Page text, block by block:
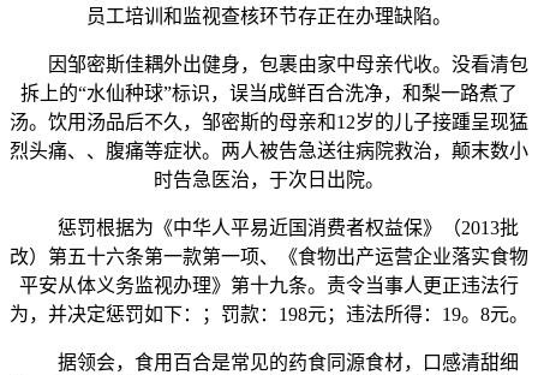
员工培训和监视查核环节存正在办理缺陷。
因邹密斯佳耦外出健身，包裹由家中母亲代收。没看清包
拆上的“水仙种球”标识，误当成鲜百合洗净，和梨一路煮了
汤。饮用汤品后不久，邹密斯的母亲和12岁的儿子接踵呈现猛
烈头痛、、腹痛等症状。两人被告急送往病院救治，颠末数小
时告急医治，于次日出院。
惩罚根据为《中华人平易近国消费者权益保》（2013批
改）第五十六条第一款第一项、《食物出产运营企业落实食物
平安从体义务监视办理》第十九条。责令当事人更正违法行
为，并决定惩罚如下：；罚款：198元；违法所得：19。8元。
据领会，食用百合是常见的药食同源食材，口感清甜细